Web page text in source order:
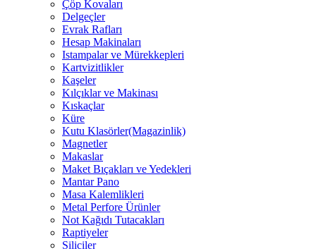
Çöp Kovaları
Delgeçler
Evrak Rafları
Hesap Makinaları
Istampalar ve Mürekkepleri
Kartvizitlikler
Kaşeler
Kılçıklar ve Makinası
Kıskaçlar
Küre
Kutu Klasörler(Magazinlik)
Magnetler
Makaslar
Maket Bıçakları ve Yedekleri
Mantar Pano
Masa Kalemlikleri
Metal Perfore Ürünler
Not Kağıdı Tutacakları
Raptiyeler
Siliciler